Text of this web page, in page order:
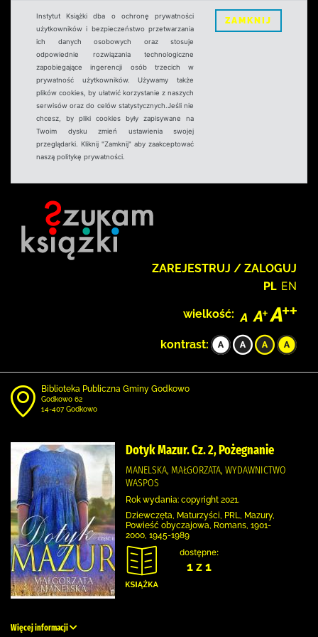
Instytut Książki dba o ochronę prywatności
użytkowników i bezpieczeństwo przetwarzania
ich danych osobowych oraz stosuje
odpowiednie rozwiązania technologiczne
zapobiegające ingerencji osób trzecich w
prywatność użytkowników. Używamy także
plików cookies, by ułatwić korzystanie z naszych
serwisów oraz do celów statystycznych.Jeśli nie
chcesz, by pliki cookies były zapisywane na
Twoim dysku zmień ustawienia swojej
przeglądarki. Kliknij "Zamknij" aby zaakceptować
naszą politykę prywatności.
ZAMKNIJ
ZAREJESTRUJ / ZALOGUJ
PL EN
wielkość:
kontrast:
Biblioteka Publiczna Gminy Godkowo
Godkowo 62
14-407 Godkowo
Dotyk Mazur. Cz. 2, Pożegnanie
MANELSKA, MAŁGORZATA, WYDAWNICTWO
WASPOS
Rok wydania: copyright 2021.
Dziewczęta, Maturzyści, PRL, Mazury,
Powieść obyczajowa, Romans, 1901-
2000, 1945-1989
dostępne:
1 z 1
Więcej informacji